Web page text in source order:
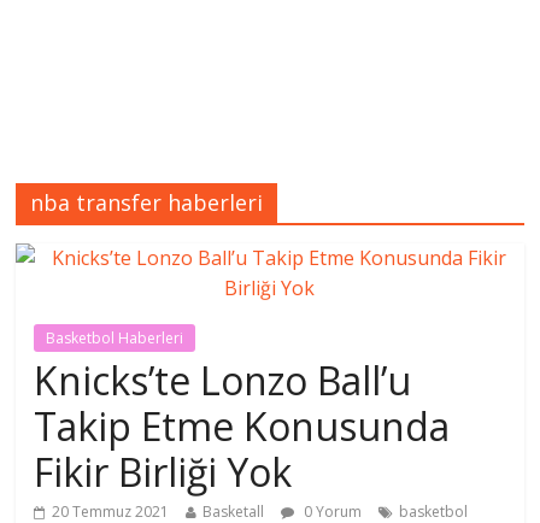
nba transfer haberleri
Basketbol Haberleri
Knicks’te Lonzo Ball’u
Takip Etme Konusunda
Fikir Birliği Yok
20 Temmuz 2021 Basketall 0 Yorum
basketbol